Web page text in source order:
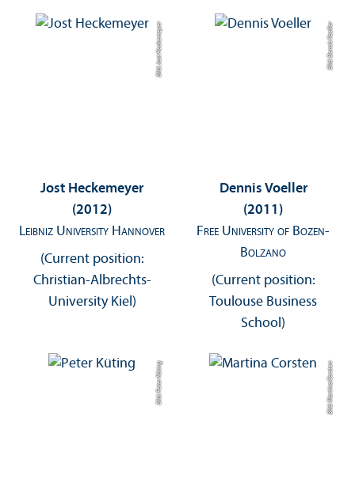
Bild: Jost Heckemeyer
Jost Heckemeyer
(2012)
Leibniz University Hannover
(Current position:
Christian-Albrechts-
University Kiel)
Bild: Dennis Voeller
Dennis Voeller
(2011)
Free University of Bozen-
Bolzano
(Current position:
Toulouse Business
School)
Bild: Peter Küting Bild: Martina Corsten